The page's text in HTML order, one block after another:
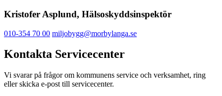
Kristofer Asplund, Hälsoskyddsinspektör
010-354 70 00 miljobygg@morbylanga.se
Kontakta Servicecenter
Vi svarar på frågor om kommunens service och verksamhet, ring
eller skicka e-post till servicecenter.